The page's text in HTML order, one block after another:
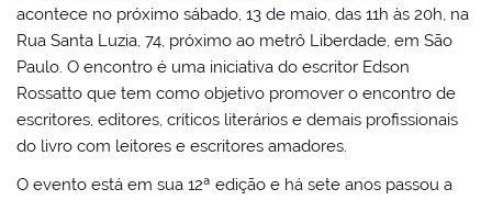
acontece no próximo sábado, 13 de maio, das 11h às 20h, na
Rua Santa Luzia, 74, próximo ao metrô Liberdade, em São
Paulo. O encontro é uma iniciativa do escritor Edson
Rossatto que tem como objetivo promover o encontro de
escritores, editores, críticos literários e demais profissionais
do livro com leitores e escritores amadores.
O evento está em sua 12ª edição e há sete anos passou a